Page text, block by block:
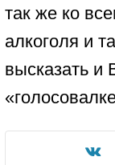
так же ко
алкоголя и
высказать и